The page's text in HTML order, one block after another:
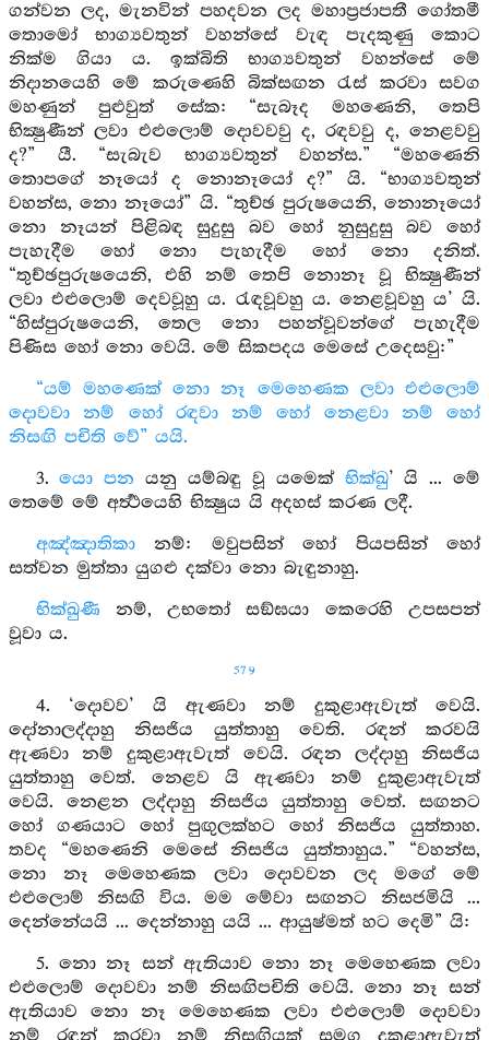
ගන්වන ලද, මැනවින් පහදවන ලද මහාප්‍රජාපතී ගෝතමී
තොමෝ භාග්‍යවතුන් වහන්සේ වැඳ පැදකුණු කොට
නික්ම ගියා ය. ඉක්බිති භාග්‍යවතුන් වහන්සේ මේ
නිදානයෙහි මේ කරුණෙහි බික්සඟන රැස් කරවා සවග
මහණුන් පුළුවුත් සේක: “සැබෑද මහණෙනි, තෙපි
භික්‍ෂුණීන් ලවා එළුලොම් දොවවවු ද, රඳවවු ද, නෙළවවු
ද?” යී. “සැබැව භාග්‍යවතුන් වහන්ස.” “මහණෙනි
තොපගේ නෑයෝ ද නොනෑයෝ ද?” යි. “භාග්‍යවතුන්
වහන්ස, නො නෑයෝ” යි. “තුච්ඡ පුරුෂයෙනි, නොනෑයෝ
නො නෑයන් පිළිබඳ සුදුසු බව හෝ නුසුදුසු බව හෝ
පැහැදීම හෝ නො පැහැදීම හෝ නො දනිත්.
“තුච්ඡපුරුෂයෙනි, එහි නම් තෙපි නොනෑ වූ භික්‍ෂුණීන්
ලවා එළුලොම් දෙවවූහු ය. රැඳවූවහු ය. නෙළවූවහු ය’ යි.
“හිස්පුරුෂයෙනි, තෙල නො පහන්වූවන්ගේ පැහැදීම
පිණිස හෝ නො වෙයි. මේ සිකපදය මෙසේ උදෙසවු:”
“යම් මහණෙක් නො නෑ මෙහෙණක ලවා එළුලොම්
දොවවා නම් හෝ රඳවා නම් හෝ නෙළවා නම් හෝ
නිසඟි පචිති වේ” යයි.
3.යො පන යනු යම්බඳු වූ යමෙක් භික්ඛු’ යි ... මේ
තෙමේ මේ අර්‍ත්‍ථයෙහි භික්‍ෂුය යි අදහස් කරණ ලදී.
අඤ්ඤාතිකානම්: මවුපසින් හෝ පියපසින් හෝ
සත්වන මුත්තා යුගළු දක්වා නො බැඳුනාහු.
භික්ඛුණී නම්, උභතෝ සඞ්ඝයා කෙරෙහි උපසපන්
වූවා ය.
579
4. ‘දොවව’ යි ඇණවා නම් දුකුළාඇවැත් වෙයි.
දෝනාලද්දාහු නිසජිය යුත්තාහු වෙති. රඳන් කරවයි
ඇණවා නම් දුකුළාඇවැත් වෙයි. රඳන ලද්දාහු නිසජිය
යුත්තාහු වෙත්. නෙළව යි ඇණවා නම් දුකුළාඇවැත්
වෙයි. නෙළන ලද්දාහු නිසජිය යුත්තාහු වෙත්. සඟනට
හෝ ගණයාට හෝ පුඟුලක්හට හෝ නිසජිය යුත්තාහ.
තවද “මහණෙනි මෙසේ නිසජිය යුත්තාහුය.” “වහන්ස,
නො නෑ මෙහෙණක ලවා දොවවන ලද මගේ මේ
එළුලොම් නිසඟි විය. මම මේවා සඟනට නිසජමියි ...
දෙන්නේයයි ... දෙන්නාහු යයි ... ආයුෂ්මත් හට දෙමි” යි:
5. නො නෑ සන් ඇතියාව නො නෑ මෙහෙණක ලවා
එළුලොම් දොවවා නම් නිසඟිපචිති වෙයි. නො නෑ සන්
ඇතියාව නො නෑ මෙහෙණක ලවා එළුලොම් දොවවා